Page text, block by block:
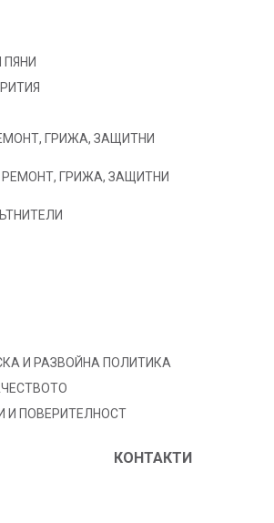
ГРИЖА, ЗАЩИТНИ
ГРИЖА, ЗАЩИТНИ
И РАЗВОЙНА ПОЛИТИКА
И ПОВЕРИТЕЛНОСТ
КОНТАКТИ